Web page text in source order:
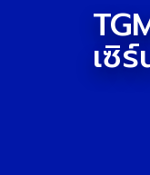
เซิ